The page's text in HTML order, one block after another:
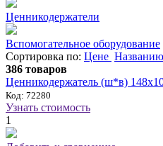
Ценникодержатели
Вспомогательное оборудование
Сортировка по: Цене Названию
386 товаров
Ценникодержатель (ш*в)
Код: 72280
Узнать стоимость
1